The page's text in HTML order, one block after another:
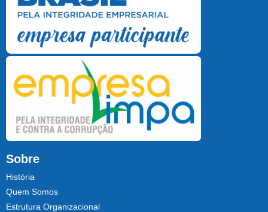
Sobre
História
Quem Somos
Estrutura Organizacional